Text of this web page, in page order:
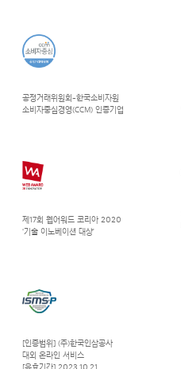
공정거래위원회-한국소비자원
소비자중심경영(CCM) 인증기업
제17회 웹어워드 코리아 2020
‘기술 이노베이션 대상’
[인증범위] (주)한국인삼공사
대외 온라인 서비스
[유효기간] 2023.10.21